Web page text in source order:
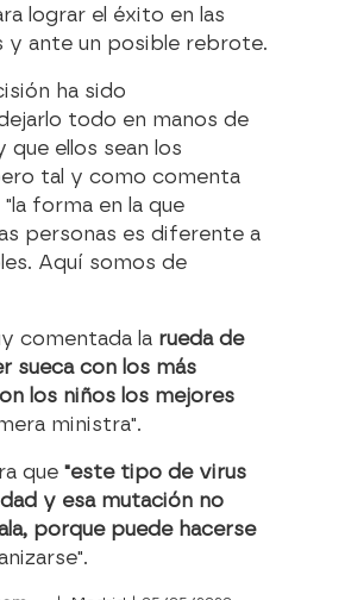
lograr el éxito en las
y ante un posible rebrote.
ha sido
todo en manos de
que ellos sean los
tal y como comenta
forma en la que
personas es diferente a
Aquí somos de
comentada la rueda de
sueca con los más
los niños los mejores
ministra".
que"este tipo de virus
y esa mutación no
porque puede hacerse